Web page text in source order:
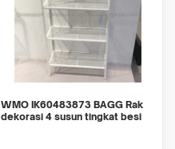
WMO IK60483873 BAGG Rak
dekorasi 4 susun tingkat besi